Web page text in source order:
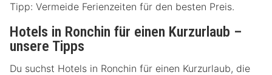
Tipp: Vermeide Ferienzeiten für den besten Preis.
Hotels in Ronchin für einen Kurzurlaub –
unsere Tipps
Du suchst Hotels in Ronchin für einen Kurzurlaub, die